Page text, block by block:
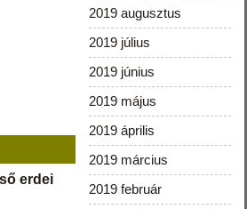
erdei
2019 augusztus
2019 július
2019 június
2019 május
2019 április
2019 március
2019 február